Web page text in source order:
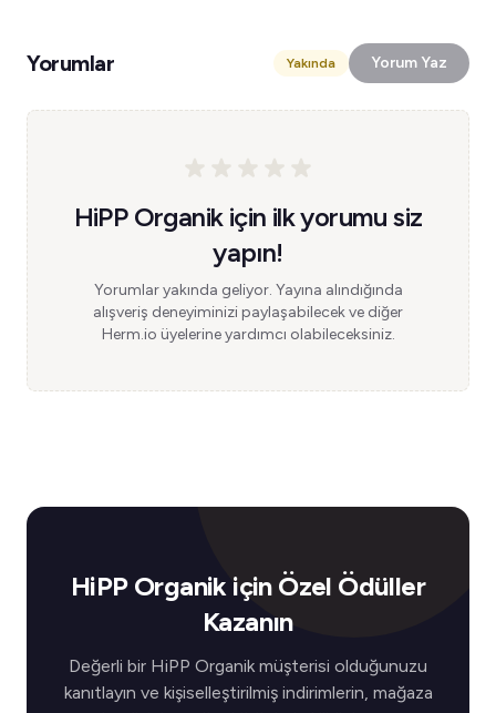
Yorumlar Yakında Yorum Yaz
HiPP Organik için ilk yorumu siz
yapın!
Yorumlar yakında geliyor. Yayına alındığında
alışveriş deneyiminizi paylaşabilecek ve diğer
Herm.io üyelerine yardımcı olabileceksiniz.
HiPP Organik için Özel Ödüller
Kazanın
Değerli bir HiPP Organik müşterisi olduğunuzu
kanıtlayın ve kişiselleştirilmiş indirimlerin, mağaza